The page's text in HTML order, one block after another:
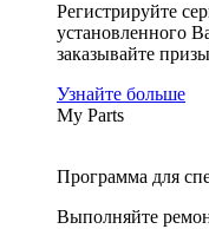
Регистрируйте
установленного
заказывайте
Узнайте больше
My Parts
Программа для
Выполняйте